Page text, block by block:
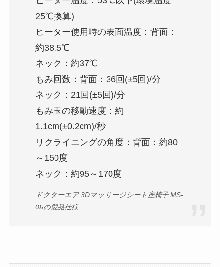
25℃換算)
ヒーター使用時の表面温度：背面：
約38.5℃
ネック：約37℃
もみ回数：背面：36回(±5回)/分
ネック：21回(±5回)/分
もみ玉の移動速度：約
1.1cm(±0.2cm)/秒
リクライニングの角度：背面：約80
～150度
ネック：約95～170度
ドクターエア 3Dマッサージシート座椅子 MS-
05の製品仕様